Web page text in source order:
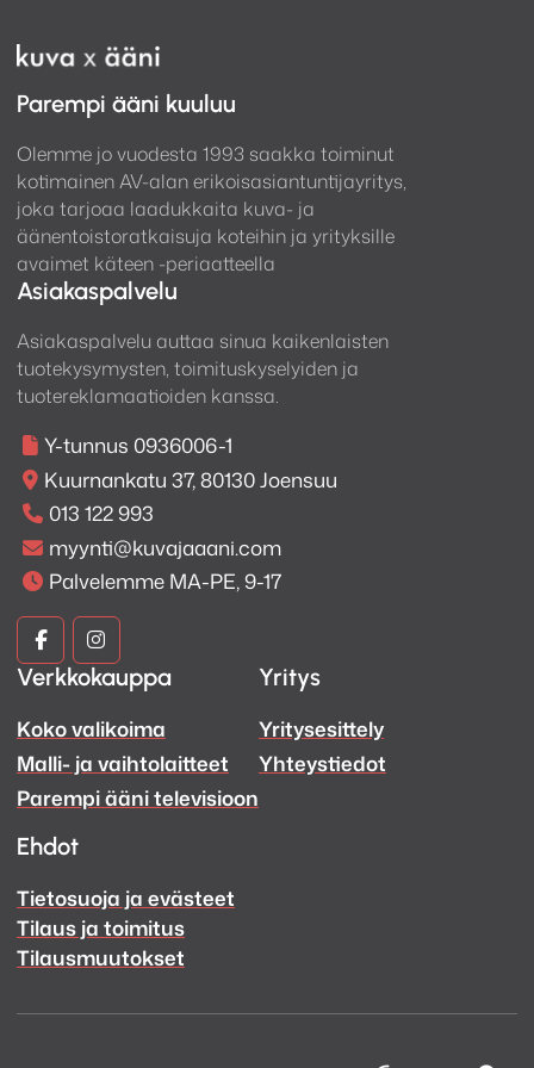
Parempi ääni kuuluu
Olemme jo vuodesta 1993 saakka toiminut
kotimainen AV-alan erikoisasiantuntijayritys,
joka tarjoaa laadukkaita kuva- ja
äänentoistoratkaisuja koteihin ja yrityksille
avaimet käteen -periaatteella
Asiakaspalvelu
Asiakaspalvelu auttaa sinua kaikenlaisten
tuotekysymysten, toimituskyselyiden ja
tuotereklamaatioiden kanssa.
Y-tunnus 0936006-1
Kuurnankatu 37, 80130 Joensuu
013 122 993
myynti@kuvajaaani.com
Palvelemme MA-PE, 9-17
Kuva
ja
Ääni
Facebook
Kuva
ja
Ääni
Instagram
Verkkokauppa
Koko valikoima
Malli- ja vaihtolaitteet
Parempi ääni televisioon
Yritys
Yritysesittely
Yhteystiedot
Ehdot
Tietosuoja ja evästeet
Tilaus ja toimitus
Tilausmuutokset